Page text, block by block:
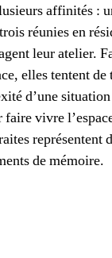
affinités :
réunies en
leur atelier.
elles tentent
d’une
vivre
représentent
de mémoire.